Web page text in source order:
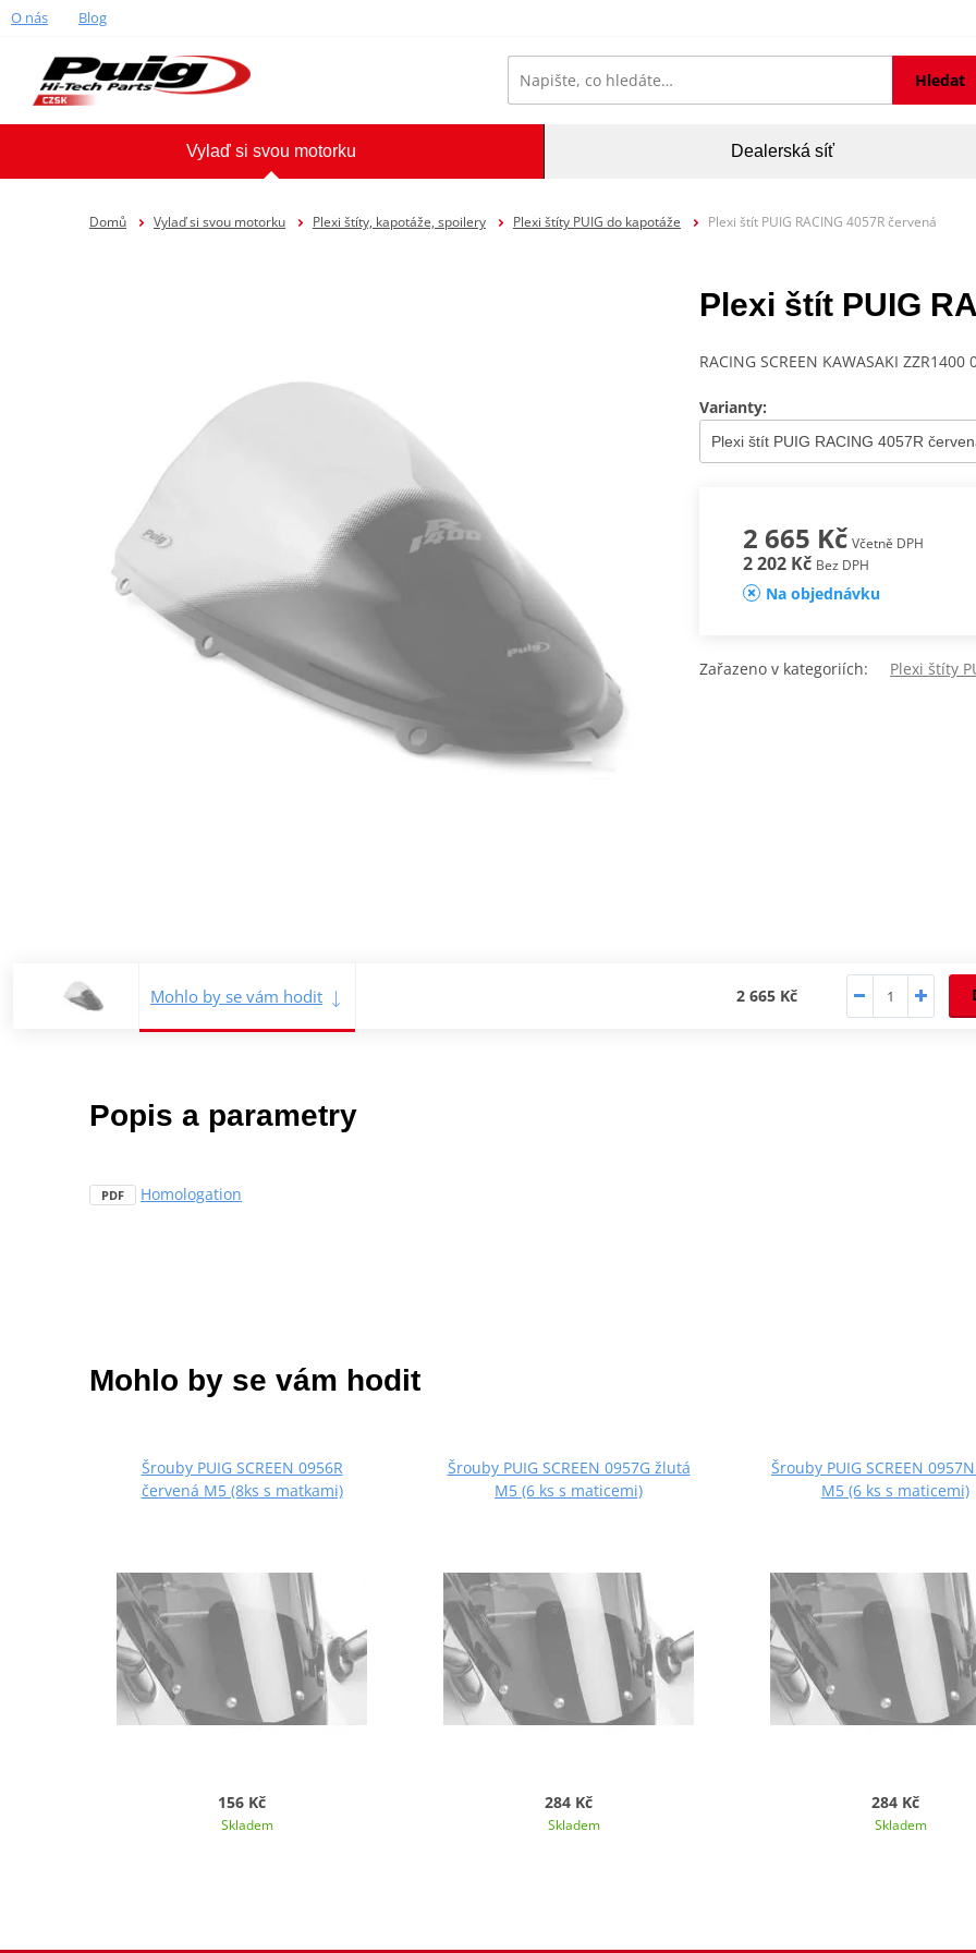
O nás Blog
Hledat
Vylaď si svou motorku Dealerská síť
Domů Vylaď si svou motorku Plexi štíty, kapotáže, spoilery Plexi štíty PUIG do kapotáže Plexi štít PUIG RACING 4057R červená
Plexi štít PUIG
RACING SCREEN KAWASAKI ZZR1400
Varianty:
2 665 Kč Včetně DPH
2 202 Kč Bez DPH
Na objednávku
Zařazeno v kategoriích: Plexi štíty
Mohlo by se vám hodit 2 665 Kč
Popis a parametry
PDF Homologation
Mohlo by se vám hodit
Šrouby PUIG SCREEN 0956R
červená M5 (8ks s matkami)
156 Kč
Skladem
Šrouby PUIG SCREEN 0957G žlutá
M5 (6 ks s maticemi)
284 Kč
Skladem
Šrouby PUIG SCREEN
M5 (6 ks s maticemi)
284 Kč
Skladem